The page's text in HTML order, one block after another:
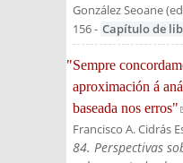
González Seoane
156- Capítulo de
"Sempre
aproximación á
baseada nos erros"
Francisco A. Cidrás
84. Perspectivas